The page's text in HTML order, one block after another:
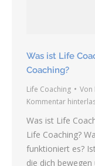
Was ist Life
Coaching?
Life Coaching Von
Kommentar
Was ist Life
Life Coaching?
funktioniert es?
die dich